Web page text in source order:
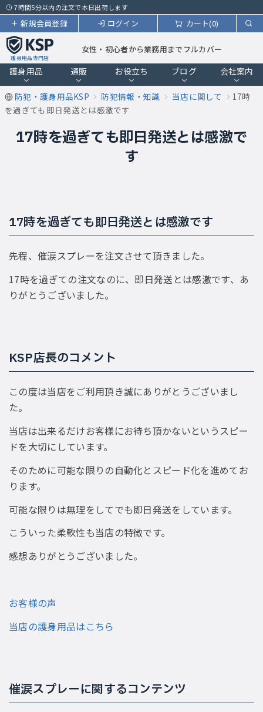
7時間5分以内の注文で本日出荷します
カート(0)
ログイン
新規会員登録
護身用品専門店
女性・初心者から業務用までフルカバー
護身用品 通販 お役立ち ブログ 会社案内
防犯・護身用品KSP 防犯情報・知識 当店に関して
17時
を過ぎても即日発送とは感激です
17時を過ぎても即日発送とは感激で
す
17時を過ぎても即日発送とは感激です
先程、催涙スプレーを注文させて頂きました。
17時を過ぎての注文なのに、即日発送とは感激です、あ
りがとうございました。
KSP店長のコメント
この度は当店をご利用頂き誠にありがとうございまし
た。
当店は出来るだけお客様にお待ち頂かないというスピー
ドを大切にしています。
そのために可能な限りの自動化とスピード化を進めてお
ります。
可能な限りは無理をしてでも即日発送をしています。
こういった柔軟性も当店の特徴です。
感想ありがとうございました。
お客様の声
当店の護身用品はこちら
催涙スプレーに関するコンテンツ